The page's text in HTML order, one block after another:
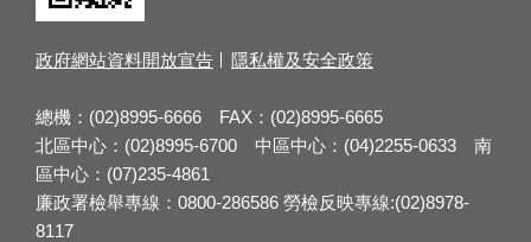
政府網站資料開放宣告 隱私權及安全政策
總機：(02)8995-6666 FAX：(02)8995-6665
北區中心：(02)8995-6700 中區中心：(04)2255-0633 南
區中心：(07)235-4861
廉政署檢舉專線：0800-286586 勞檢反映專線:(02)8978-
8117